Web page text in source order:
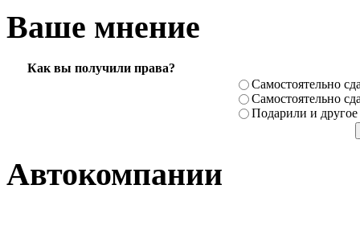
Ваше мнение
Как вы получили права?
Самостоя­тельно
Самостоя­тельно
Подарили­ и другое
Автокомпании